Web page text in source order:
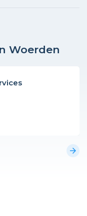
Woerden
arrow_forward